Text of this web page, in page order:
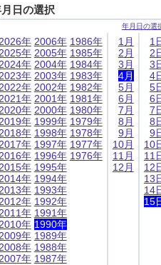
日の選択
年月日の選
2026年
2025年
2024年
2023年
2022年
2021年
2020年
2019年
2018年
2017年
2016年
2015年
2014年
2013年
2012年
2011年
2010年
2009年
2008年
2007年
2006年
2005年
2004年
2003年
2002年
2001年
2000年
1999年
1998年
1997年
1996年
1995年
1994年
1993年
1992年
1991年
1990年
1989年
1988年
1987年
1986年
1985年
1984年
1983年
1982年
1981年
1980年
1979年
1978年
1977年
1976年
1月
2月
3月
4月
5月
6月
7月
8月
9月
10月
11月
12月
1
2
3
4
5
6
7
8
9
10
11
12
13
14
15